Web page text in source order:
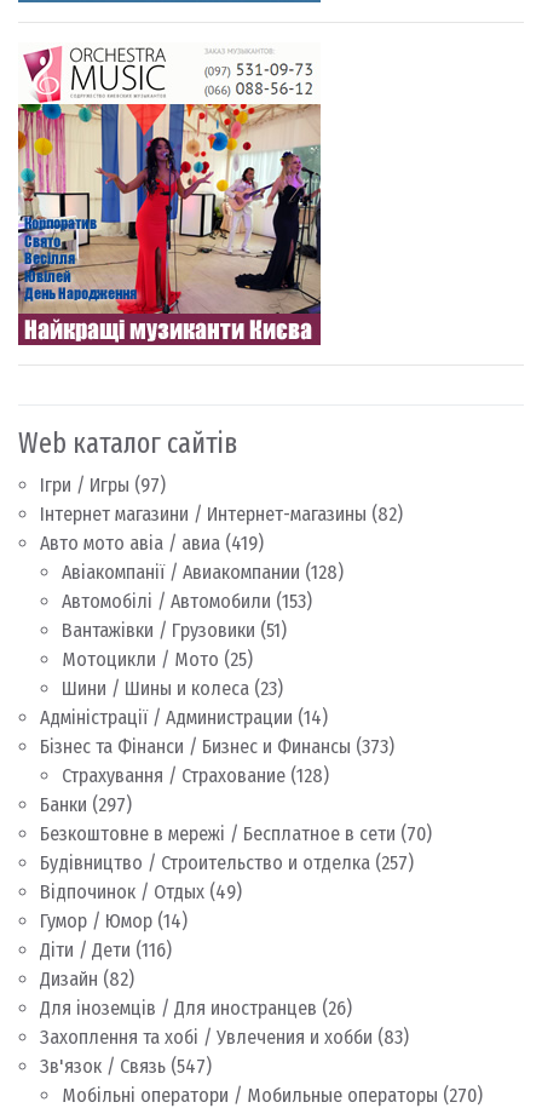
Web каталог сайтів
Ігри / Игры (97)
Інтернет магазини / Интернет-магазины (82)
Авто мото авіа / авиа (419)
Авіакомпанії / Авиакомпании (128)
Автомобілі / Автомобили (153)
Вантажівки / Грузовики (51)
Мотоцикли / Мото (25)
Шини / Шины и колеса (23)
Адміністрації / Администрации (14)
Бізнес та Фінанси / Бизнес и Финансы (373)
Страхування / Страхование (128)
Банки (297)
Безкоштовне в мережі / Бесплатное в сети (70)
Будівництво / Строительство и отделка (257)
Відпочинок / Отдых (49)
Гумор / Юмор (14)
Діти / Дети (116)
Дизайн (82)
Для іноземців / Для иностранцев (26)
Захоплення та хобі / Увлечения и хобби (83)
Зв'язок / Связь (547)
Мобільні оператори / Мобильные операторы (270)